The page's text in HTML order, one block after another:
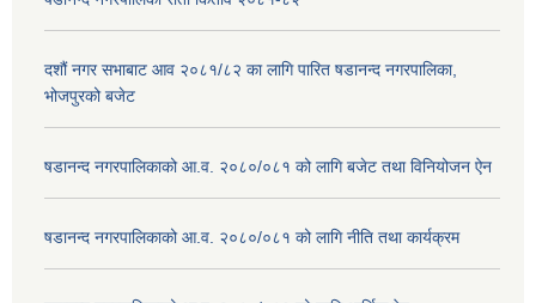
दशौं नगर सभाबाट आव २०८१/८२ का लागि पारित षडानन्द नगरपालिका,
भोजपुरको बजेट
षडानन्द नगरपालिकाको आ.व. २०८०/०८१ को लागि बजेट तथा विनियोजन ऐन
षडानन्द नगरपालिकाको आ.व. २०८०/०८१ को लागि नीति तथा कार्यक्रम